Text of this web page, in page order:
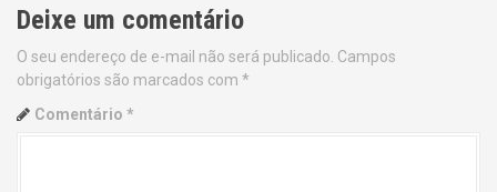
t
n
a
Deixe um comentário
O seu endereço de e-mail não será publicado. Campos
obrigatórios são marcados com *
Comentário *